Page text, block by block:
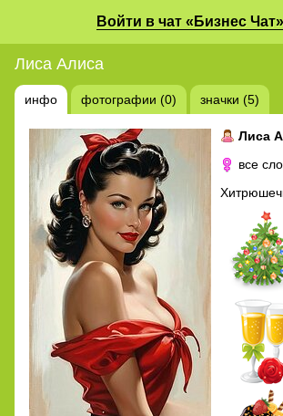
Войти в чат «Бизнес
Лиса Алиса
инфо фотографии (0) значки (5)
Лиса
все